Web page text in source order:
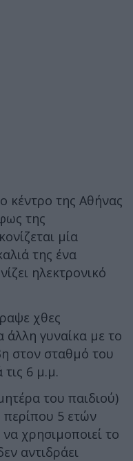
κέντρο της Αθήνας
της
μία
της ένα
ηλεκτρονικό
χθες
άλλη γυναίκα με το
στον σταθμό του
6 μ.μ.
του παιδιού)
περίπου 5 ετών
χρησιμοποιεί το
αντιδράει